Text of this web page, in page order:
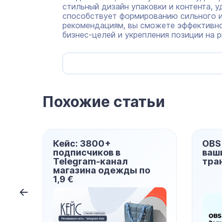
стильный дизайн упаковки и
способствует формированию
рекомендациям, вы сможете
бизнес-целей и укрепления позиции на
Похожие статьи
Кейс: 3800+
подписчиков в
Telegram-канал
магазина одежды по
OBS Studio:
ваших
трансляций